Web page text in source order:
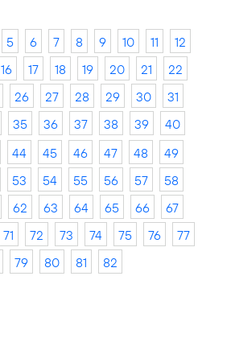
5 6 7 8 9 10 11
12
16 17 18 19 20 21
22
26 27 28 29 30
31
35 36 37 38 39
40
44 45 46 47 48
49
53 54 55 56 57
58
62 63 64 65 66
67
71 72 73 74 75 76
77
79 80 81 82